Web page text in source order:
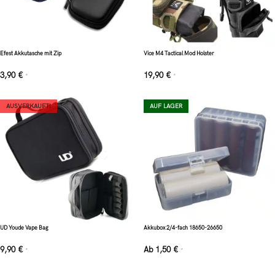
Efest Akkutasche mit Zip
3,90 € *
Vice M4 Tactical Mod Holster
19,90 € *
AUSVERKAUFT!
UD Youde Vape Bag
9,90 € *
AUF LAGER
Akkubox 2/4-fach 18650-26650
Ab 1,50 € *